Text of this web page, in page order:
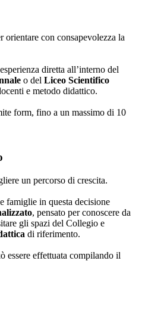
orientare con consapevolezza la
diretta all’interno del
o del Liceo Scientifico
e metodo didattico.
form, fino a un massimo di 10
un percorso di crescita.
famiglie in questa decisione
, pensato per conoscere da
gli spazi del Collegio e
di riferimento.
essere effettuata compilando il